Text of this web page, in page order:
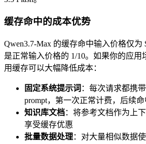
缓存命中的成本优势
Qwen3.7-Max 的缓存命中输入价格仅为
是正常输入价格的 1/10。如果你的应
用缓存可以大幅降低成本：
固定系统提示词 ：每次请求都携
prompt，第一次正常计费，后续
知识库文档：将参考文档作为上
享受缓存优惠
批量数据处理：对大量相似数据